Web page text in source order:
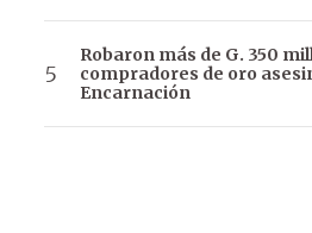
Robaron más de G. 350
compradores de oro
Encarnación